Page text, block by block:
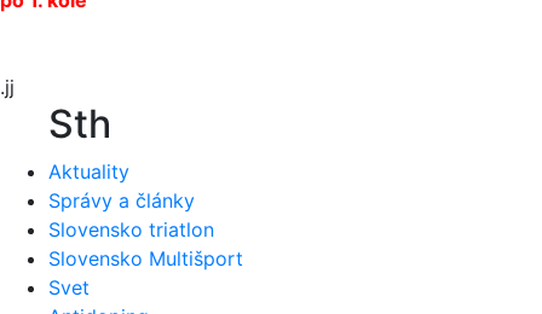
.jj
Sth
Aktuality
Správy a články
Slovensko triatlon
Slovensko Multišport
Svet